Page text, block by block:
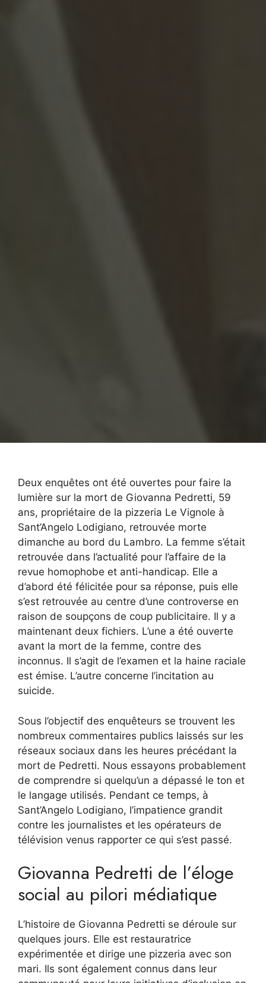
Deux enquêtes ont été ouvertes pour faire la
lumière sur la mort de Giovanna Pedretti, 59
ans, propriétaire de la pizzeria Le Vignole à
Sant’Angelo Lodigiano, retrouvée morte
dimanche au bord du Lambro. La femme s’était
retrouvée dans l’actualité pour l’affaire de la
revue homophobe et anti-handicap. Elle a
d’abord été félicitée pour sa réponse, puis elle
s’est retrouvée au centre d’une controverse en
raison de soupçons de coup publicitaire. Il y a
maintenant deux fichiers. L’une a été ouverte
avant la mort de la femme, contre des
inconnus. Il s’agit de l’examen et la haine raciale
est émise. L’autre concerne l’incitation au
suicide.
Sous l’objectif des enquêteurs se trouvent les
nombreux commentaires publics laissés sur les
réseaux sociaux dans les heures précédant la
mort de Pedretti. Nous essayons probablement
de comprendre si quelqu’un a dépassé le ton et
le langage utilisés. Pendant ce temps, à
Sant’Angelo Lodigiano, l’impatience grandit
contre les journalistes et les opérateurs de
télévision venus rapporter ce qui s’est passé.
Giovanna Pedretti de l’éloge
social au pilori médiatique
L’histoire de Giovanna Pedretti se déroule sur
quelques jours. Elle est restauratrice
expérimentée et dirige une pizzeria avec son
mari. Ils sont également connus dans leur